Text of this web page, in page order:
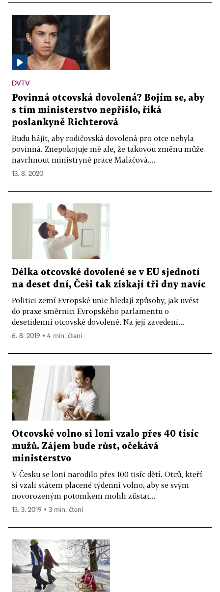
DVTV
Povinná otcovská dovolená? Bojím se, aby
s tím ministerstvo nepřišlo, říká
poslankyně Richterová
Budu hájit, aby rodičovská dovolená pro otce nebyla
povinná. Znepokojuje mě ale, že takovou změnu může
navrhnout ministryně práce Maláčová....
13. 8. 2020
Délka otcovské dovolené se v EU sjednotí
na deset dní, Češi tak získají tři dny navíc
Politici zemí Evropské unie hledají způsoby, jak uvést
do praxe směrnici Evropského parlamentu o
desetidenní otcovské dovolené. Na její zavedení...
6. 8. 2019 ▪ 4 min. čtení
Otcovské volno si loni vzalo přes 40 tisíc
mužů. Zájem bude růst, očekává
ministerstvo
V Česku se loni narodilo přes 100 tisíc dětí. Otců, kteří
si vzali státem placené týdenní volno, aby se svým
novorozeným potomkem mohli zůstat...
13. 3. 2019 ▪ 3 min. čtení